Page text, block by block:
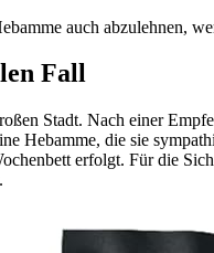
auch abzulehnen,
Fall
Stadt. Nach einer
Hebamme, die sie
erfolgt. Für die